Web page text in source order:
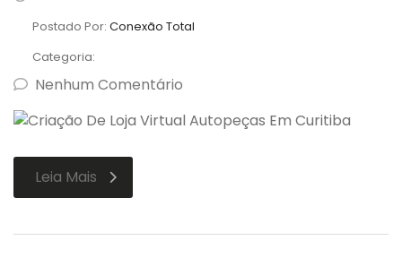
Postado Por: Conexão Total
Categoria:
Nenhum Comentário
Leia Mais